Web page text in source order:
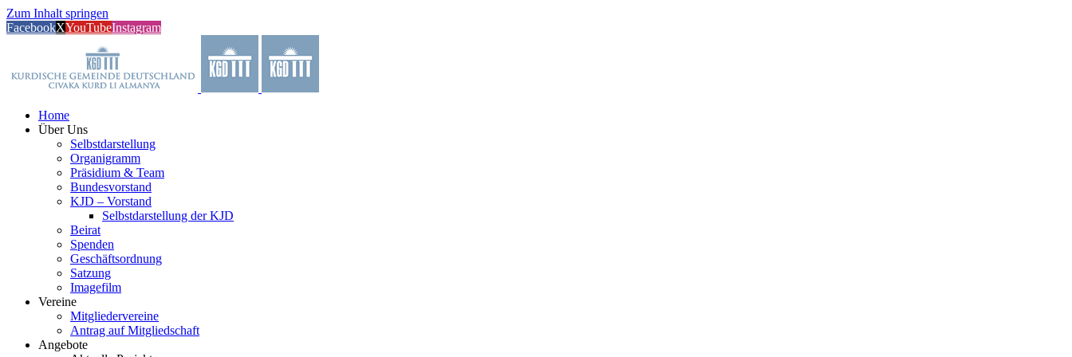
Zum Inhalt springen
FacebookXYouTubeInstagram
Home
Über Uns
Selbstdarstellung
Organigramm
Präsidium & Team
Bundesvorstand
KJD – Vorstand
Selbstdarstellung der KJD
Beirat
Spenden
Geschäftsordnung
Satzung
Imagefilm
Vereine
Mitgliedervereine
Antrag auf Mitgliedschaft
Angebote